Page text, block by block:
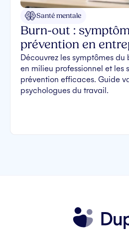
Santé mentale
Burn-out :
prévention en
Découvrez les symptômes du
en milieu professionnel et les
prévention efficaces. Guide
psychologues du travail.